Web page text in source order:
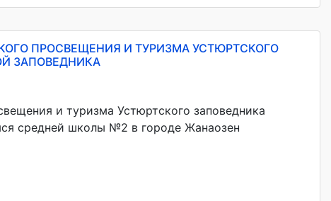
ПРОСВЕЩЕНИЯ И ТУРИЗМА УСТЮРТСКОГО
ЗАПОВЕДНИКА
и туризма Устюртского заповедника
средней школы №2 в городе Жанаозен